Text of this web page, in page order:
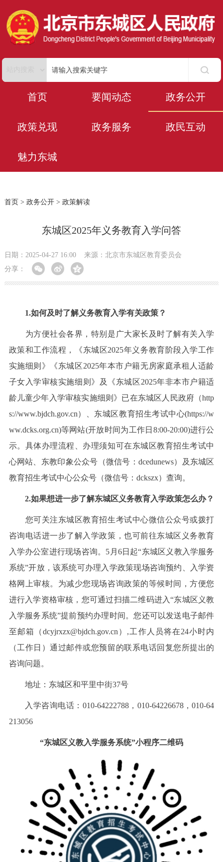
首页 要闻动态 政务公开
政策兑现 政务服务 政民互动
魅力东城
首页 > 政务公开> 政策解读
东城区2025年义务教育入学问答
日期：2025-04-27 16:00
来源：北京市东城区教育委员会
分享：
1.如何及时了解义务教育入学有关政策？
为方便社会各界，特别是广大家长及时了解有关入学
政策和工作流程，《东城区2025年义务教育阶段入学工作
实施细则》《东城区2025年本市户籍无房家庭承租人适龄
子女入学审核实施细则》及《东城区2025年非本市户籍适
龄儿童少年入学审核实施细则》已在东城区人民政府（http
s://www.bjdch.gov.cn）、东城区教育招生考试中心(https://w
ww.dcks.org.cn)等网站(开放时间为工作日8:00-20:00)进行公
示。具体办理流程、办理须知可在东城区教育招生考试中
心网站、东教印象公众号（微信号：dcedunews）及东城区
教育招生考试中心公众号（微信号：dckszx）查询。
2.如果想进一步了解东城区义务教育入学政策怎么办？
您可关注东城区教育招生考试中心微信公众号或拨打
咨询电话进一步了解入学政策，也可前往东城区义务教育
入学办公室进行现场咨询。5月6日起“东城区义教入学服务
系统”开放，该系统可办理入学政策现场咨询预约、入学资
格网上审核。为减少您现场咨询政策的等候时间，方便您
进行入学资格审核，您可通过扫描二维码进入“东城区义教
入学服务系统”提前预约办理时间。您还可以发送电子邮件
至邮箱（dcyjrxzx@bjdch.gov.cn）,工作人员将在24小时内
（工作日）通过邮件或您预留的联系电话回复您所提出的
咨询问题。
地址：东城区和平里中街37号
入学咨询电话：010-64222788，010-64226678，010-64
213056
“东城区义教入学服务系统”小程序二维码